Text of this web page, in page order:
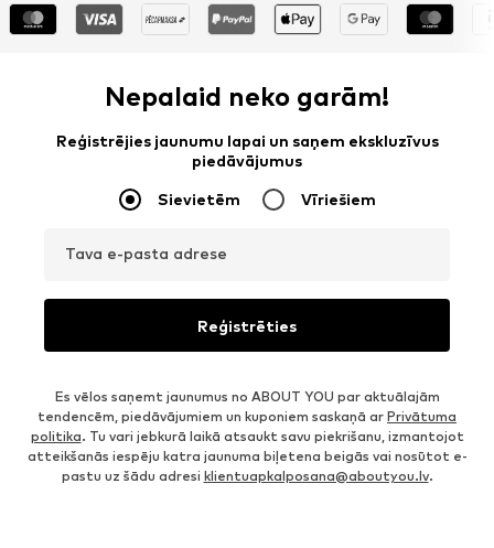
Nepalaid neko garām!
Reģistrējies jaunumu lapai un saņem ekskluzīvus
piedāvājumus
Sievietēm Vīriešiem
Tava e-pasta adrese
Reģistrēties
Es vēlos saņemt jaunumus no ABOUT YOU par aktuālajām
tendencēm, piedāvājumiem un kuponiem saskaņā ar Privātuma
politika. Tu vari jebkurā laikā atsaukt savu piekrišanu, izmantojot
atteikšanās iespēju katra jaunuma biļetena beigās vai nosūtot e-
pastu uz šādu adresi klientuapkalposana@aboutyou.lv.